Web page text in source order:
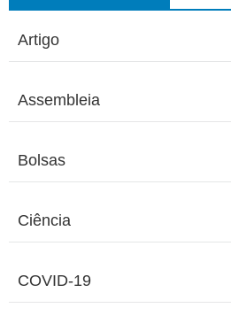
Artigo
Assembleia
Bolsas
Ciência
COVID-19